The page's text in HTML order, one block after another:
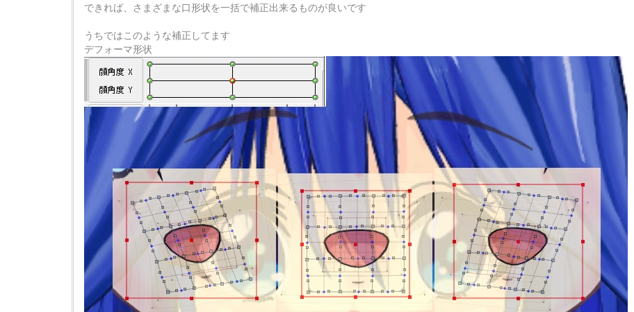
できれば、さまざまな口形状を一括で補正出来るものが良いです
うちではこのような補正してます
デフォーマ形状